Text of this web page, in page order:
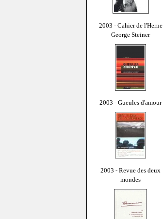
2003 - Cahier de l'Herne
George Steiner
2003 - Gueules d'amour
2003 - Revue des deux
mondes